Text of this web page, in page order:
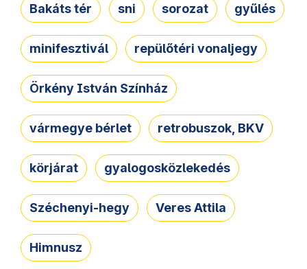
Bakáts tér sni sorozat gyűlés
minifesztivál repülőtéri vonaljegy
Örkény István Színház
vármegye bérlet retrobuszok, BKV
körjárat gyalogosközlekedés
Széchenyi-hegy Veres Attila
Himnusz